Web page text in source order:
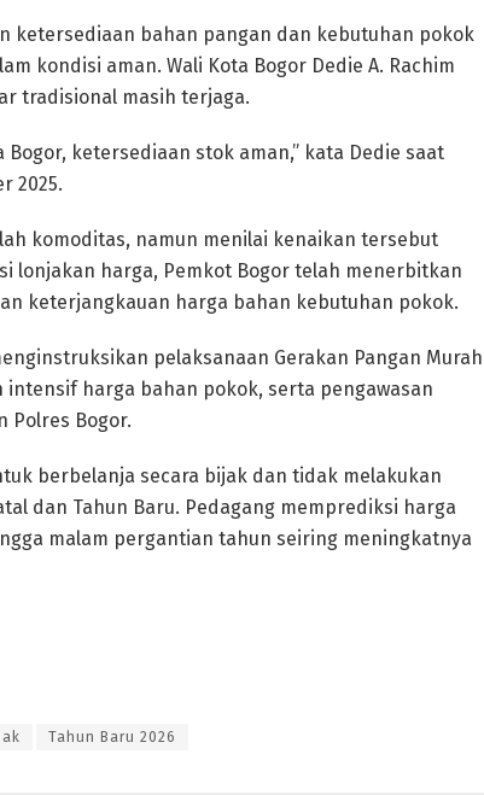
ketersediaan bahan pangan dan kebutuhan pokok
kondisi aman. Wali Kota Bogor Dedie A. Rachim
tradisional masih terjaga.
ketersediaan stok aman,” kata Dedie saat
2025.
komoditas, namun menilai kenaikan tersebut
lonjakan harga, Pemkot Bogor telah menerbitkan
keterjangkauan harga bahan kebutuhan pokok.
pelaksanaan Gerakan Pangan Murah
harga bahan pokok, serta pengawasan
Polres Bogor.
berbelanja secara bijak dan tidak melakukan
dan Tahun Baru. Pedagang memprediksi harga
malam pergantian tahun seiring meningkatnya
Tahun Baru 2026